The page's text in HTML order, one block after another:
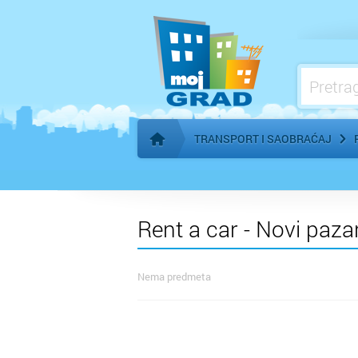
Početna stranica
TRANSPORT I SAOBRAĆAJ
Rent a car - Novi
Nema predmeta